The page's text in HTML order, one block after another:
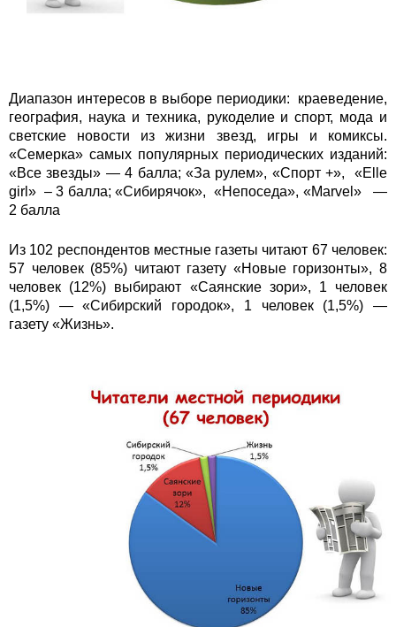
Диапазон интересов в выборе периодики: краеведение,
география, наука и техника, рукоделие и спорт, мода и
светские новости из жизни звезд, игры и комиксы.
«Семерка» самых популярных периодических изданий:
«Все звезды» — 4 балла; «За рулем», «Спорт +», «Elle
girl» – 3 балла; «Сибирячок», «Непоседа», «Marvel» —
2 балла
Из 102 респондентов местные газеты читают 67 человек:
57 человек (85%) читают газету «Новые горизонты», 8
человек (12%) выбирают «Саянские зори», 1 человек
(1,5%) — «Сибирский городок», 1 человек (1,5%) —
газету «Жизнь».